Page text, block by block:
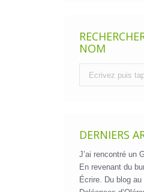
NOM
DERNIERS
J’ai rencontré un
En revenant du
Écrire. Du blog au